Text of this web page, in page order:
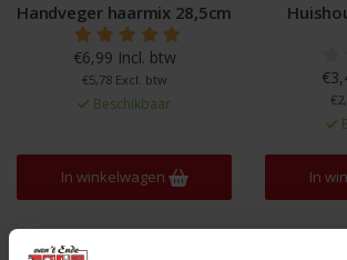
Handveger haarmix 28,5cm
€6,99 Incl. btw
€5,78 Excl. btw
Beschikbaar
In winkelwagen In